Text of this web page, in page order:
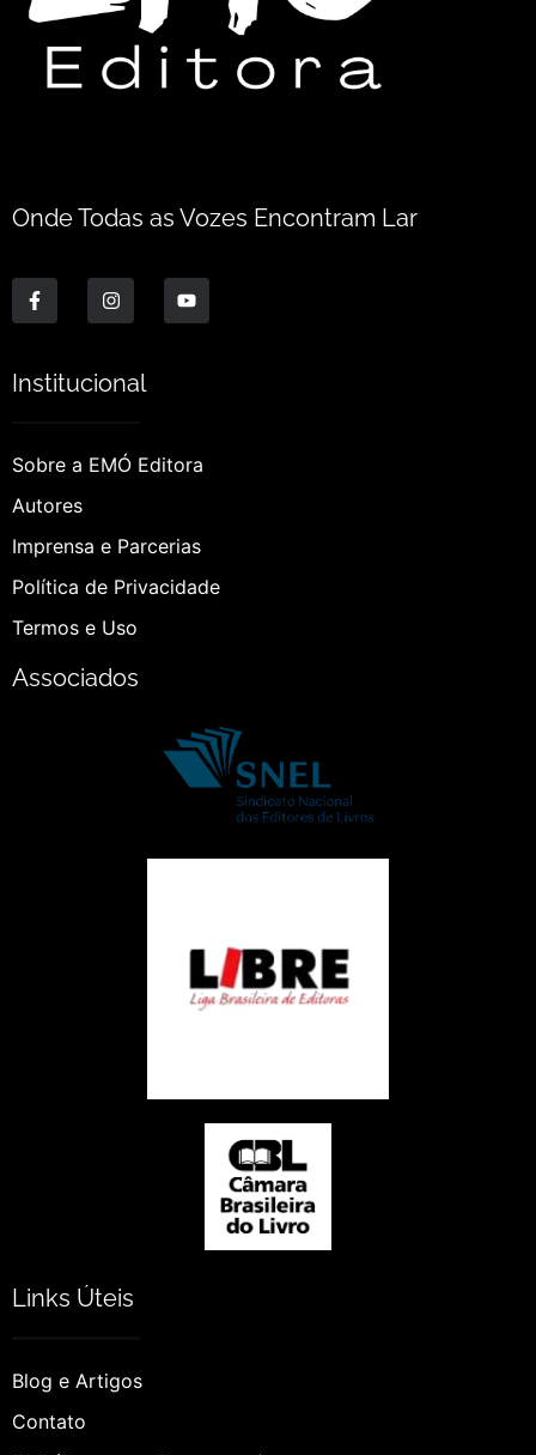
Onde Todas as Vozes Encontram Lar
Institucional
Sobre a EMÓ Editora
Autores
Imprensa e Parcerias
Política de Privacidade
Termos e Uso
Associados
Links Úteis
Blog e Artigos
Contato